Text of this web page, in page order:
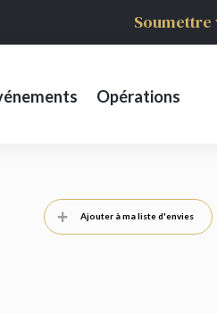
Opérations
Ajouter à ma liste d'envies